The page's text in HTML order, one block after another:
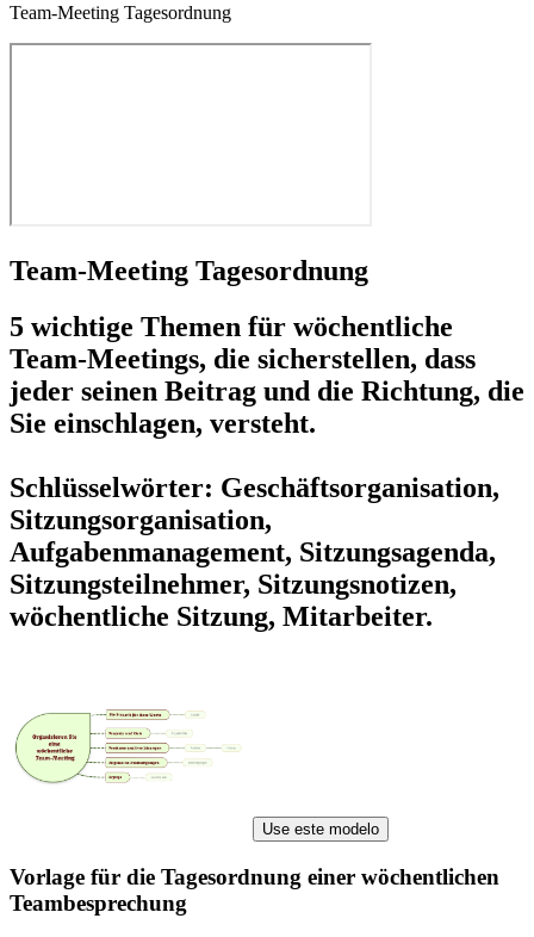
Team-Meeting Tagesordnung
Team-Meeting Tagesordnung
5 wichtige Themen für wöchentliche
Team-Meetings, die sicherstellen, dass
jeder seinen Beitrag und die Richtung, die
Sie einschlagen, versteht.
Schlüsselwörter: Geschäftsorganisation,
Sitzungsorganisation,
Aufgabenmanagement, Sitzungsagenda,
Sitzungsteilnehmer, Sitzungsnotizen,
wöchentliche Sitzung, Mitarbeiter.
Use este modelo
Vorlage für die Tagesordnung einer wöchentlichen
Teambesprechung